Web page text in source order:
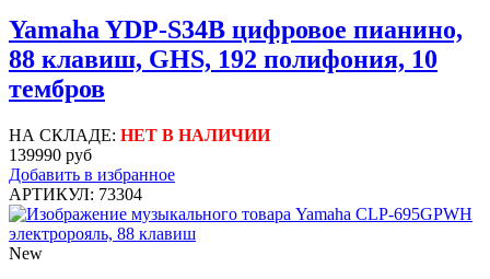
Yamaha YDP-S34B цифровое пианино,
88 клавиш, GHS, 192 полифония, 10
тембров
НА СКЛАДЕ: НЕТ В НАЛИЧИИ
139990 руб
Добавить в избранное
АРТИКУЛ: 73304
New